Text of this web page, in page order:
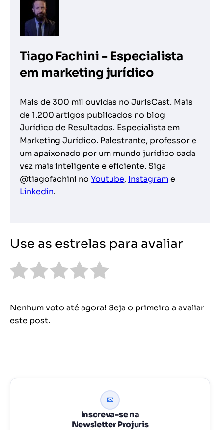
Tiago Fachini - Especialista
em marketing jurídico
Mais de 300 mil ouvidas no JurisCast. Mais
de 1.200 artigos publicados no blog
Jurídico de Resultados. Especialista em
Marketing Jurídico. Palestrante, professor e
um apaixonado por um mundo jurídico cada
vez mais inteligente e eficiente. Siga
@tiagofachini no Youtube, Instagrame
Linkedin.
Use as estrelas para avaliar
Nenhum voto até agora! Seja o primeiro a avaliar
este post.
✉
Inscreva-se na
Newsletter Projuris